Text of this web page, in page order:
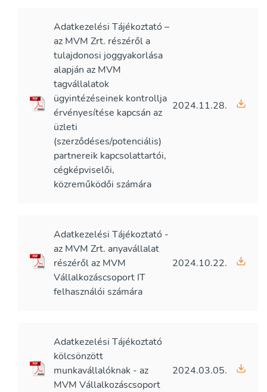
Adatkezelési Tájékoztató –
az MVM Zrt. részéről a
tulajdonosi joggyakorlása
alapján az MVM
tagvállalatok
ügyintézéseinek kontrollja
érvényesítése kapcsán az
üzleti
(szerződéses/potenciális)
partnereik kapcsolattartói,
cégképviselői,
közreműködői számára
2024.11.28.
Adatkezelési Tájékoztató -
az MVM Zrt. anyavállalat
részéről az MVM
Vállalkozáscsoport IT
felhasználói számára
2024.10.22.
Adatkezelési Tájékoztató
kölcsönzött
munkavállalóknak - az
MVM Vállalkozáscsoport
2024.03.05.